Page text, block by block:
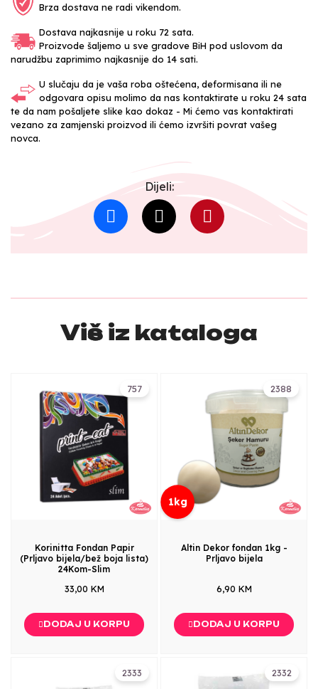
Brza dostava ne radi vikendom.
Dostava najkasnije u roku 72 sata.
Proizvode šaljemo u sve gradove BiH pod uslovom da
narudžbu zaprimimo najkasnije do 14 sati.
U slučaju da je vaša roba oštećena, deformisana ili ne
odgovara opisu molimo da nas kontaktirate u roku 24 sata
te da nam pošaljete slike kao dokaz - Mi ćemo vas kontaktirati
vezano za zamjenski proizvod ili ćemo izvršiti povrat vašeg
novca.
Dijeli:
Više iz kataloga
757
Korinitta Fondan Papir
(Prljavo bijela/bež boja lista)
24Kom-Slim
33,00 KM
DODAJ U KORPU
2388
1kg
Altin Dekor fondan 1kg -
Prljavo bijela
6,90 KM
DODAJ U KORPU
2333 2332